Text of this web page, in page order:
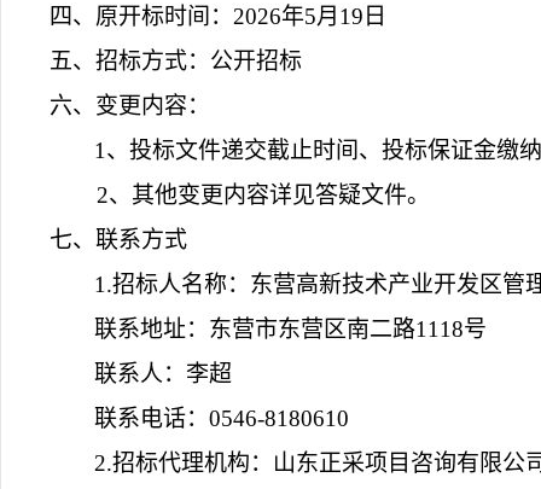
四、原开标时间： 2026年5月 19 日
五、招标方式：公开招标
六、变更内容：
1、投标文件递交截止时间、投标保证金缴
2、其他变更内容详见答疑文件。
七、联系方式
1.招标人名称：东营高新技术产业开发区管
联系地址：东营市东营区南二路1118号
联系人：李超
联系电话： 0546-8180610
2.招标代理机构：山东正采项目咨询有限公